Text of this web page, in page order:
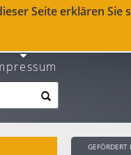
Seite erklären Sie
GEFÖRDERT